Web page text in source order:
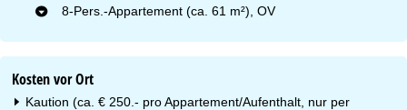
8-Pers.-Appartement (ca. 61 m²), OV
Kosten vor Ort
Kaution (ca. € 250.- pro Appartement/Aufenthalt, nur per